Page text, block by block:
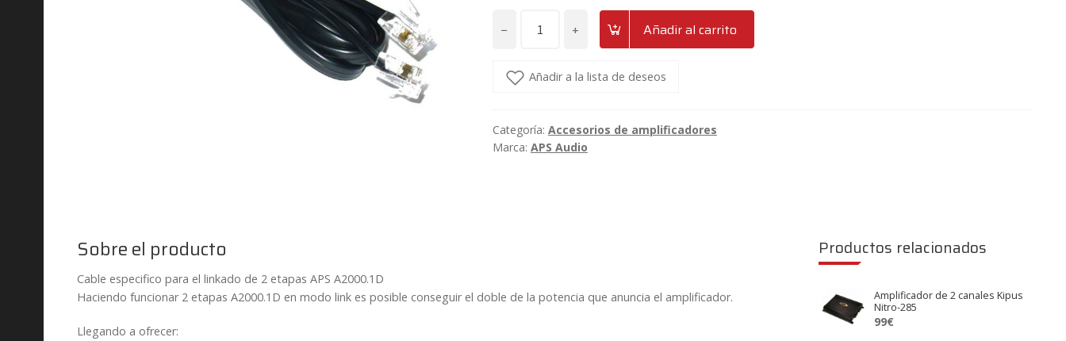
−
APS
+ Añadir al carrito
Añadir a la lista de deseos
Categoría: Accesorios de amplificadores
Marca: APS Audio
Sobre el producto
Cable especifico para el linkado de 2 etapas APS A2000.1D
Haciendo funcionar 2 etapas A2000.1D en modo link es posible conseguir el doble de la potencia que anuncia el amplificador.
Llegando a ofrecer:
Productos relacionados
Amplificador de 2 canales Kipus
Nitro-285
99€